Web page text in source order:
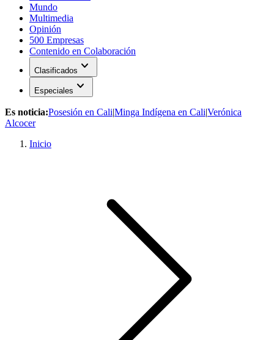
Mundo
Multimedia
Opinión
500 Empresas
Contenido en Colaboración
Clasificados expand_more
Especiales expand_more
Es noticia:Posesión en Cali|Minga Indígena en Cali|Verónica
Alcocer
Inicio